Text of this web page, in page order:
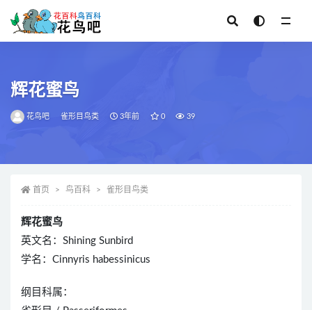
辉花蜜鸟
花鸟吧 雀形目鸟类 3年前 0 39
首页 鸟百科 雀形目鸟类
辉花蜜鸟
英文名：Shining Sunbird
学名：Cinnyris habessinicus
纲目科属：